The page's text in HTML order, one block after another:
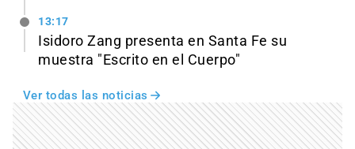
13:17
Isidoro Zang presenta en Santa Fe su
muestra "Escrito en el Cuerpo"
Ver todas las noticias